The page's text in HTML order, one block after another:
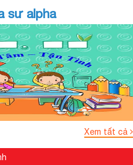
sư alpha
Xem tất cả